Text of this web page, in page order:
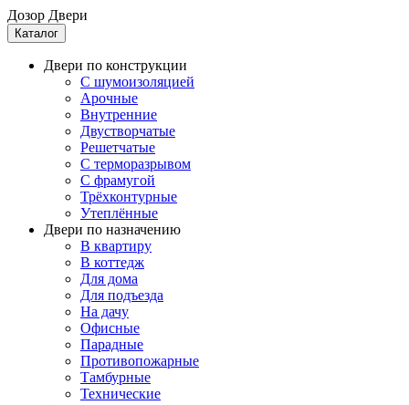
Дозор Двери
Каталог
Двери по конструкции
C шумоизоляцией
Арочные
Внутренние
Двустворчатые
Решетчатые
С терморазрывом
С фрамугой
Трёхконтурные
Утеплённые
Двери по назначению
В квартиру
В коттедж
Для дома
Для подъезда
На дачу
Офисные
Парадные
Противопожарные
Тамбурные
Технические